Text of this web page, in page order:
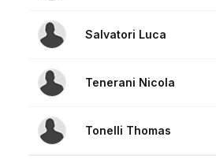
Salvatori Luca
Tenerani Nicola
Tonelli Thomas